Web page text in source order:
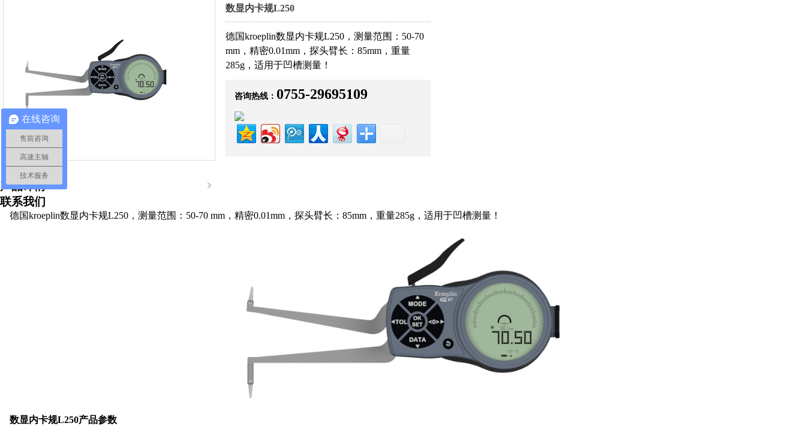
税务登记证
数显内卡规L250
德国kroeplin数显内卡规L250，测量范围：50-70
mm，精密0.01mm，探头臂长：85mm，重量
285g，适用于凹槽测量！
咨询热线： 0755-29695109
产品详情
联系我们
德国kroeplin数显内卡规L250，测量范围：50-70 mm，精密0.01mm，探头臂长：85mm，重量285g，适用于凹槽测量！
数显内卡规L250产品参数
在线咨询
售前咨询
高速主轴
技术服务